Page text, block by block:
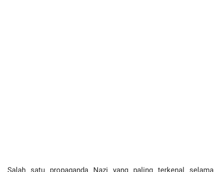
Salah satu propaganda Nazi yang paling terkenal selama